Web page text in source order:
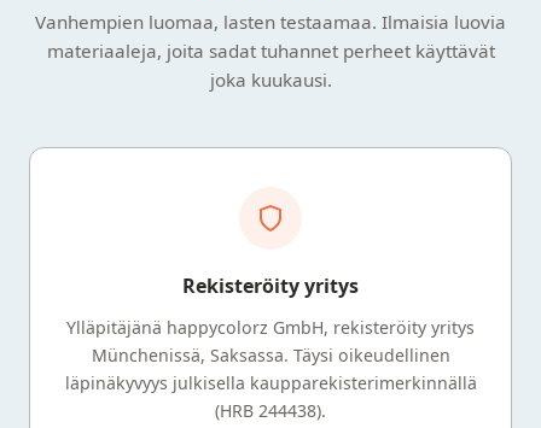
Vanhempien luomaa, lasten testaamaa. Ilmaisia luovia
materiaaleja, joita sadat tuhannet perheet käyttävät
joka kuukausi.
Rekisteröity yritys
Ylläpitäjänä happycolorz GmbH, rekisteröity yritys
Münchenissä, Saksassa. Täysi oikeudellinen
läpinäkyvyys julkisella kaupparekisterimerkinnällä
(HRB 244438).